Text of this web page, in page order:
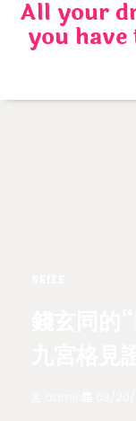
Skip
content
All your
you